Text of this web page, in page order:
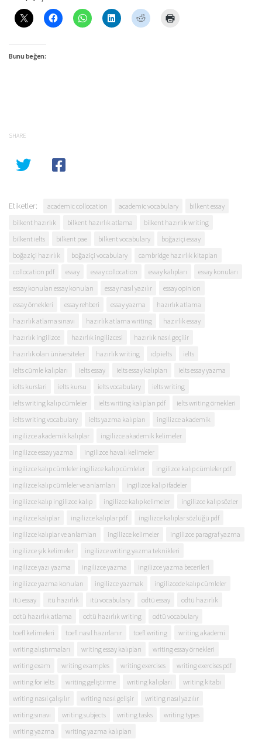
Bunu beğen:
SHARE
Etiketler: academic collocation academic vocabulary
bilkent essay
bilkent hazırlık
bilkent hazırlık atlama
bilkent hazırlık writing
bilkent ielts
bilkent pae bilkent vocabulary
boğaziçi essay
boğaziçi hazırlık
boğaziçi vocabulary
cambridge hazırlık kitapları
collocation pdf
essay essay collocation essay kalıpları
essay konuları
essay konuları essay konuları
essay nasıl yazılır
essay opinion
essay örnekleri
essay rehberi essay yazma
hazırlık atlama
hazırlık atlama sınavı
hazırlık atlama writing
hazırlık essay
hazırlık ingilizce
hazırlık ingilizcesi
hazırlık nasıl geçilir
hazırlık olan üniversiteler
hazırlık writing ıdp ielts
ielts
ielts cümle kalıpları
ielts essay ielts essay kalıpları
ielts essay yazma
ielts kurslari
ielts kursu ielts vocabulary
ielts writing
ielts writing kalıp cümleler
ielts writing kalıpları pdf
ielts writing örnekleri
ielts writing vocabulary
ielts yazma kalıpları
ingilizce akademik
ingilizce akademik kalıplar
ingilizce akademik kelimeler
ingilizce essay yazma
ingilizce havalı kelimeler
ingilizce kalıp cümleler ingilizce kalıp cümleler
ingilizce kalıp cümleler pdf
ingilizce kalıp cümleler ve anlamları
ingilizce kalıp ifadeler
ingilizce kalıp ingilizce kalıp
ingilizce kalıp kelimeler
ingilizce kalıp sözler
ingilizce kalıplar
ingilizce kalıplar pdf
ingilizce kalıplar sözlüğü pdf
ingilizce kalıplar ve anlamları
ingilizce kelimeler
ingilizce paragraf yazma
ingilizce şık kelimeler
ingilizce writing yazma teknikleri
ingilizce yazı yazma
ingilizce yazma
ingilizce yazma becerileri
ingilizce yazma konuları
ingilizce yazmak
ingilizcede kalıp cümleler
itü essay
itü hazırlık itü vocabulary odtü essay
odtü hazırlık
odtü hazırlık atlama
odtü hazırlık writing
odtü vocabulary
toefl kelimeleri
toefl nasıl hazırlanır toefl writing
writing akademi
writing alıştırmaları
writing essay kalıpları
writing essay örnekleri
writing exam
writing examples writing exercises
writing exercises pdf
writing for ielts
writing geliştirme writing kalıpları
writing kitabı
writing nasıl çalışılır
writing nasıl gelişir
writing nasıl yazılır
writing sınavı
writing subjects writing tasks
writing types
writing yazma
writing yazma kalıpları